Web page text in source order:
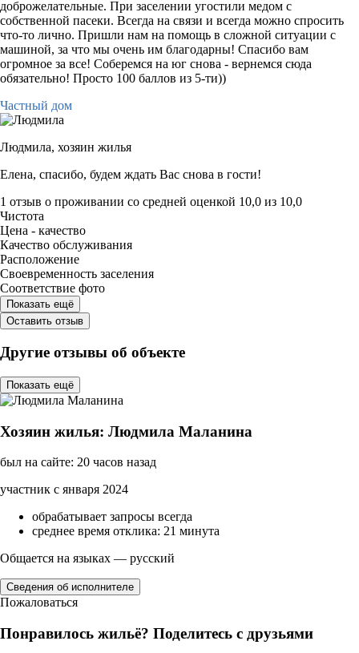
доброжелательные. При заселении угостили медом с
собственной пасеки. Всегда на связи и всегда можно спросить
что-то лично. Пришли нам на помощь в сложной ситуации с
машиной, за что мы очень им благодарны! Спасибо вам
огромное за все! Соберемся на юг снова - вернемся сюда
обязательно! Просто 100 баллов из 5-ти))
Частный дом
Людмила, хозяин жилья
Елена, спасибо, будем ждать Вас снова в гости!
1 отзыв о проживании со средней оценкой 10,0 из 10,0
Чистота
Цена - качество
Качество обслуживания
Расположение
Своевременность заселения
Соответствие фото
Показать ещё
Оставить отзыв
Другие отзывы об объекте
Показать ещё
Хозяин жилья: Людмила Маланина
был на сайте: 20 часов назад
участник с января 2024
обрабатывает запросы всегда
среднее время отклика: 21 минута
Общается на языках — русский
Сведения об исполнителе
Пожаловаться
Понравилось жильё? Поделитесь с друзьями